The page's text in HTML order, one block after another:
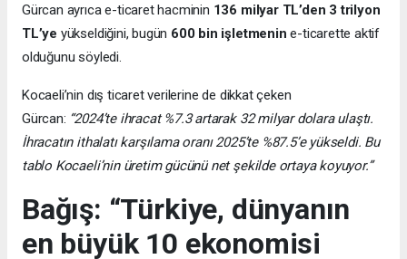
Gürcan ayrıca e-ticaret hacminin 136 milyar TL’den 3 trilyon
TL’ye yükseldiğini, bugün 600 bin işletmenin e-ticarette aktif
olduğunu söyledi.
Kocaeli’nin dış ticaret verilerine de dikkat çeken
Gürcan: “2024’te ihracat %7.3 artarak 32 milyar dolara ulaştı.
İhracatın ithalatı karşılama oranı 2025’te %87.5’e yükseldi. Bu
tablo Kocaeli’nin üretim gücünü net şekilde ortaya koyuyor.”
Bağış: “Türkiye, dünyanın
en büyük 10 ekonomisi